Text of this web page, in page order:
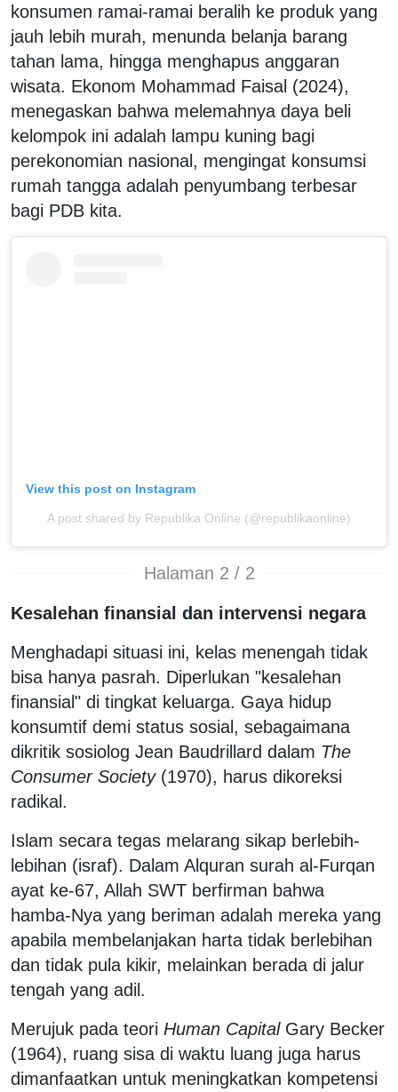
konsumen ramai-ramai beralih ke produk yang
jauh lebih murah, menunda belanja barang
tahan lama, hingga menghapus anggaran
wisata. Ekonom Mohammad Faisal (2024),
menegaskan bahwa melemahnya daya beli
kelompok ini adalah lampu kuning bagi
perekonomian nasional, mengingat konsumsi
rumah tangga adalah penyumbang terbesar
bagi PDB kita.
View this post on Instagram
A post shared by Republika Online (@republikaonline)
Halaman 2 / 2
Kesalehan finansial dan intervensi negara
Menghadapi situasi ini, kelas menengah tidak
bisa hanya pasrah. Diperlukan "kesalehan
finansial" di tingkat keluarga. Gaya hidup
konsumtif demi status sosial, sebagaimana
dikritik sosiolog Jean Baudrillard dalam The
Consumer Society(1970), harus dikoreksi
radikal.
Islam secara tegas melarang sikap berlebih-
lebihan (israf). Dalam Alquran surah al-Furqan
ayat ke-67, Allah SWT berfirman bahwa
hamba-Nya yang beriman adalah mereka yang
apabila membelanjakan harta tidak berlebihan
dan tidak pula kikir, melainkan berada di jalur
tengah yang adil.
Merujuk pada teori Human CapitalGary Becker
(1964), ruang sisa di waktu luang juga harus
dimanfaatkan untuk meningkatkan kompetensi